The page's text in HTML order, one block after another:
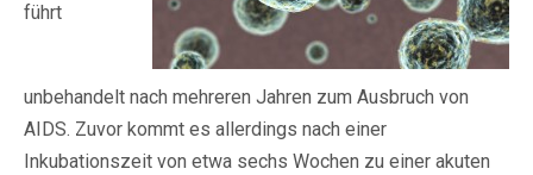
führt
unbehandelt nach mehreren Jahren zum Ausbruch von
AIDS. Zuvor kommt es allerdings nach einer
Inkubationszeit von etwa sechs Wochen zu einer akuten